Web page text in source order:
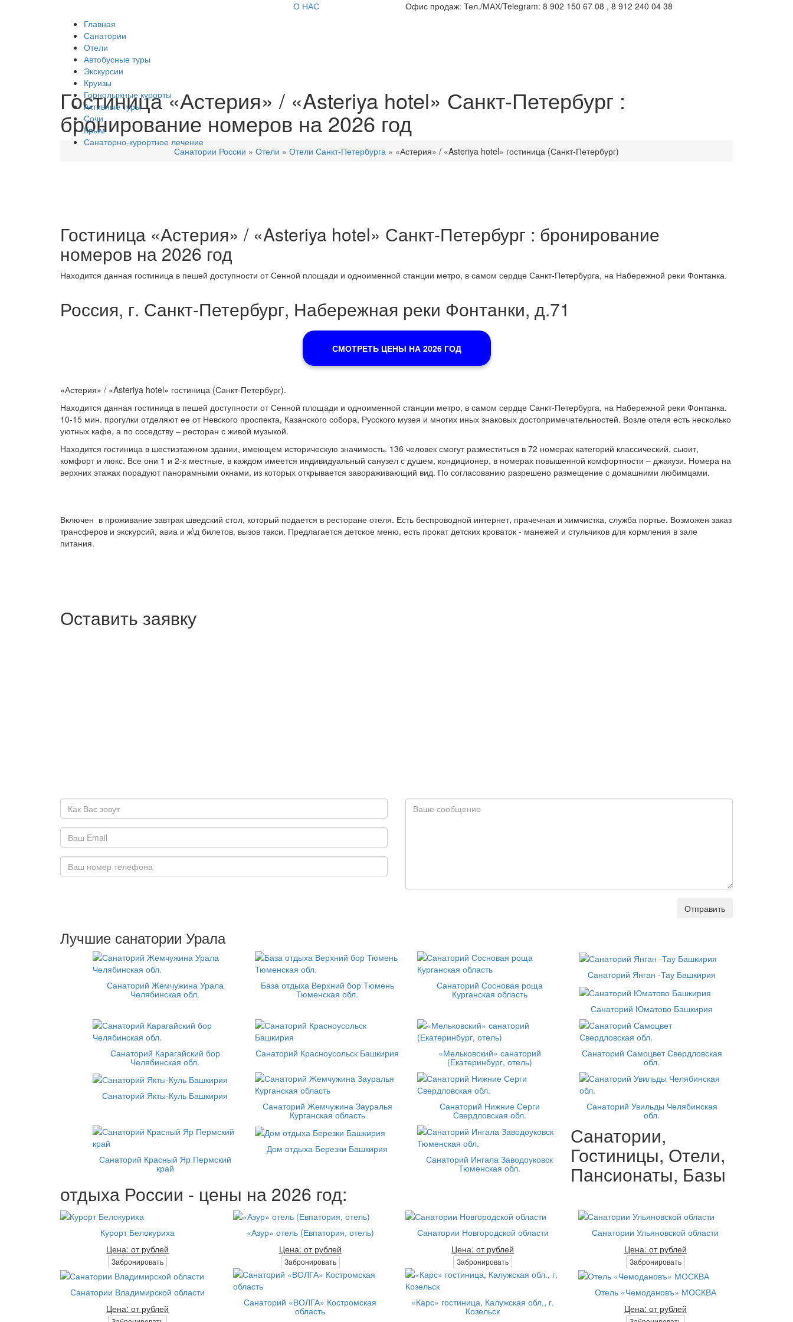
О НАС
Офис продаж: Тел./МАХ/Telegram: 8 902 150 67 08 , 8 912 240 04 38
Главная
Санатории
Отели
Автобусные туры
Экскурсии
Круизы
Горнолыжные курорты
Активные туры
Сочи
Крым
Санаторно-курортное лечение
Гостиница «Астерия» / «Asteriya hotel» Санкт-Петербург :
бронирование номеров на 2026 год
Санатории России » Отели » Отели Санкт-Петербурга » «Астерия» / «Asteriya hotel» гостиница (Санкт-Петербург)
Гостиница «Астерия» / «Asteriya hotel» Санкт-Петербург : бронирование
номеров на 2026 год
Находится данная гостиница в пешей доступности от Сенной площади и одноименной станции метро, в самом сердце Санкт-Петербурга, на Набережной реки Фонтанка.
Россия, г. Санкт-Петербург, Набережная реки Фонтанки, д.71
СМОТРЕТЬ ЦЕНЫ НА 2026 ГОД
«Астерия» / «Asteriya hotel» гостиница (Санкт-Петербург).
Находится данная гостиница в пешей доступности от Сенной площади и одноименной станции метро, в самом сердце Санкт-Петербурга, на Набережной реки Фонтанка.
10-15 мин. прогулки отделяют ее от Невского проспекта, Казанского собора, Русского музея и многих иных знаковых достопримечательностей. Возле отеля есть несколько
уютных кафе, а по соседству – ресторан с живой музыкой.
Находится гостиница в шестиэтажном здании, имеющем историческую значимость. 136 человек смогут разместиться в 72 номерах категорий классический, сьюит,
комфорт и люкс. Все они 1 и 2-х местные, в каждом имеется индивидуальный санузел с душем, кондиционер, в номерах повышенной комфортности – джакузи. Номера на
верхних этажах порадуют панорамными окнами, из которых открывается завораживающий вид. По согласованию разрешено размещение с домашними любимцами.
Включен в проживание завтрак шведский стол, который подается в ресторане отеля. Есть беспроводной интернет, прачечная и химчистка, служба портье. Возможен заказ
трансферов и экскурсий, авиа и ж\д билетов, вызов такси. Предлагается детское меню, есть прокат детских кроваток - манежей и стульчиков для кормления в зале
питания.
Оставить заявку
Отправить
Лучшие санатории Урала
Санаторий Жемчужина Урала
Челябинская обл.
База отдыха Верхний бор Тюмень
Тюменская обл.
Санаторий Сосновая роща
Курганская область
Санаторий Янган -Тау Башкирия
Санаторий Юматово Башкирия
Санаторий Карагайский бор
Челябинская обл.
Санаторий Красноусольск Башкирия «Мельковский» санаторий
(Екатеринбург, отель)
Санаторий Самоцвет Свердловская
обл.
Санаторий Якты-Куль Башкирия
Санаторий Жемчужина Зауралья
Курганская область
Санаторий Нижние Серги
Свердловская обл.
Санаторий Увильды Челябинская
обл.
Санаторий Красный Яр Пермский
край
Дом отдыха Березки Башкирия
Санаторий Ингала Заводоуковск
Тюменская обл.
Санатории,
Гостиницы, Отели,
Пансионаты, Базы
отдыха России - цены на 2026 год:
Курорт Белокуриха
Цена: от рублей
Забронировать
«Азур» отель (Евпатория, отель)
Цена: от рублей
Забронировать
Санатории Новгородской области
Цена: от рублей
Забронировать
Санатории Ульяновской области
Цена: от рублей
Забронировать
Санатории Владимирской области
Цена: от рублей
Санаторий «ВОЛГА» Костромская
область
«Карс» гостиница, Калужская обл., г.
Козельск
Отель «Чемодановъ» МОСКВА
Цена: от рублей